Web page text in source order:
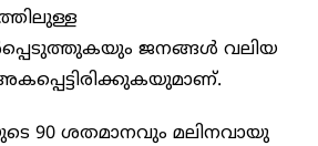
ജനങ്ങൾ വലിയ
90 ശതമാനവും മലിനവായു